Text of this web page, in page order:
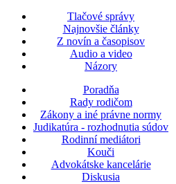
Tlačové správy
Najnovšie články
Z novín a časopisov
Audio a video
Názory
Poradňa
Rady rodičom
Zákony a iné právne normy
Judikatúra - rozhodnutia súdov
Rodinní mediátori
Kouči
Advokátske kancelárie
Diskusia